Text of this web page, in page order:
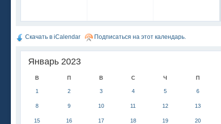
Скачать в iCalendar Подписаться на этот календарь.
Январь 2023
В П В С Ч П
1 2 3 4 5 6
8 9 10 11 12 13
15 16 17 18 19 20